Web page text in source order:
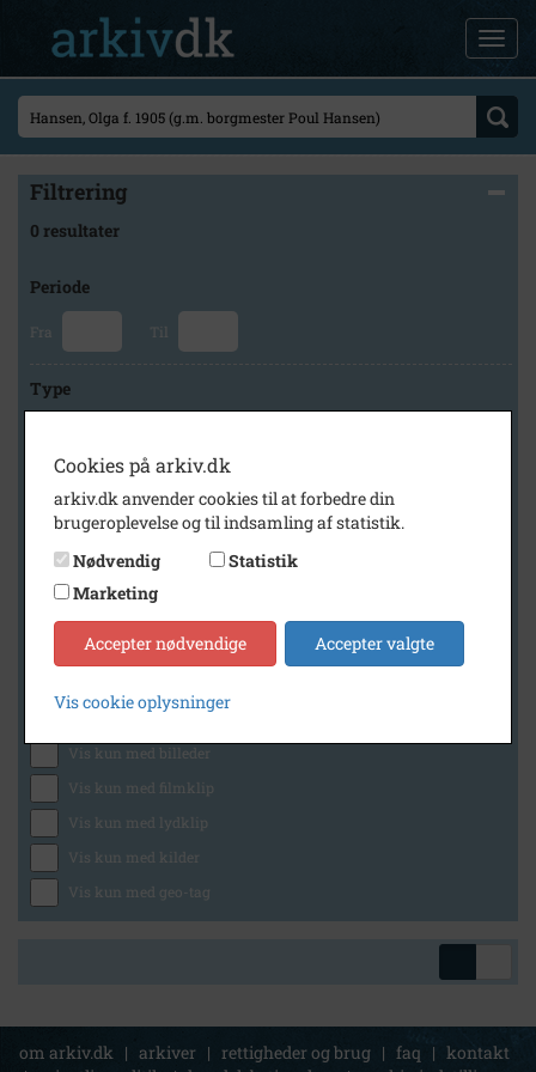
Filtrering
0 resultater
Periode
Fra Til
Type
Arkiv
Slagelse Stads- og Lokalarkiv
Generelt
Vis kun med billeder
Vis kun med filmklip
Vis kun med lydklip
Vis kun med kilder
Vis kun med geo-tag
om arkiv.dk | arkiver | rettigheder og brug | faq | kontakt
Cookies på arkiv.dk
arkiv.dk anvender cookies til at forbedre din
brugeroplevelse og til indsamling af statistik.
Nødvendig
Statistik
Marketing
Accepter nødvendige Accepter valgte
Vis cookie oplysninger